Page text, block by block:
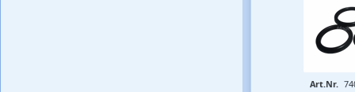
Art.Nr.